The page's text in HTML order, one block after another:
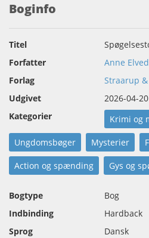
Boginfo
Titel
Forfatter
Anne
Forlag
Straarup &
Udgivet
2026-04-20
Kategorier
Krimi og
Ungdomsbøger Mysterier
Action og spænding Gys og
Bogtype
Bog
Indbinding
Hardback
Sprog
Dansk